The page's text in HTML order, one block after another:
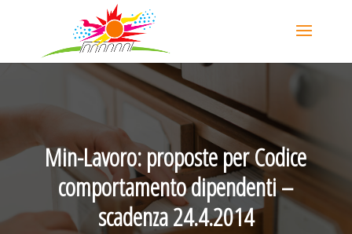
Min-Lavoro: proposte per Codice
comportamento dipendenti –
scadenza 24.4.2014